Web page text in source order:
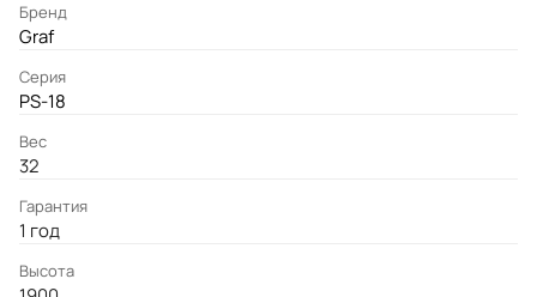
Бренд
Graf
Серия
PS-18
Вес
32
Гарантия
1 год
Высота